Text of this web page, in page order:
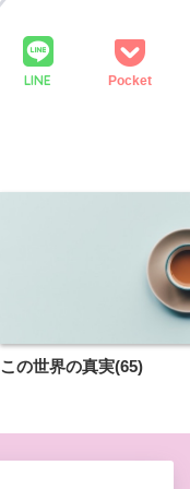
LINE Pocket
この世界の真実(65)